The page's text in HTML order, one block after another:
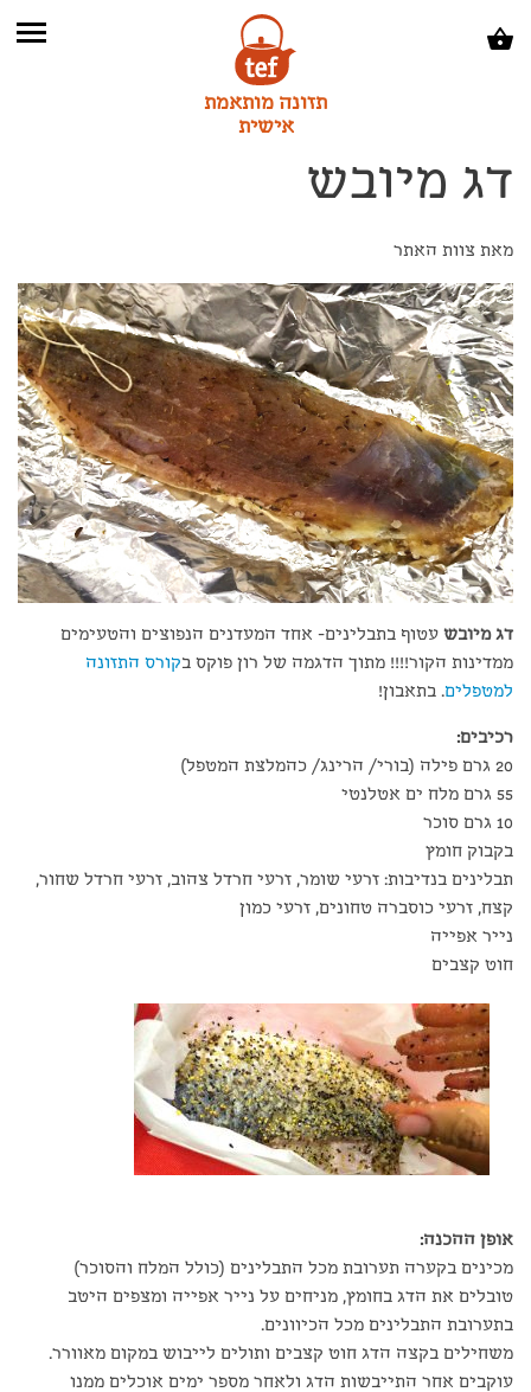
תזונה מותאמת
אישית
דג מיובש
מאת צוות האתר
דג מיובש עטוף בתבלינים- אחד המעדנים הנפוצים והטעימים
ממדינות הקור!!!! מתוך הדגמה של רון פוקס בקורס התזונה
למטפלים. בתאבון!
רכיבים:
20 גרם פילה (בורי/ הרינג/ כהמלצת המטפל)
55 גרם מלח ים אטלנטי
10 גרם סוכר
בקבוק חומץ
תבלינים בנדיבות: זרעי שומר, זרעי חרדל צהוב, זרעי חרדל שחור,
קצח, זרעי כוסברה טחונים, זרעי כמון
נייר אפייה
חוט קצבים
אופן ההכנה:
מכינים בקערה תערובת מכל התבלינים (כולל המלח והסוכר)
טובלים את הדג בחומץ, מניחים על נייר אפייה ומצפים היטב
בתערובת התבלינים מכל הכיוונים.
משחילים בקצה הדג חוט קצבים ותולים לייבוש במקום מאוורר.
עוקבים אחר התייבשות הדג ולאחר מספר ימים אוכלים ממנו